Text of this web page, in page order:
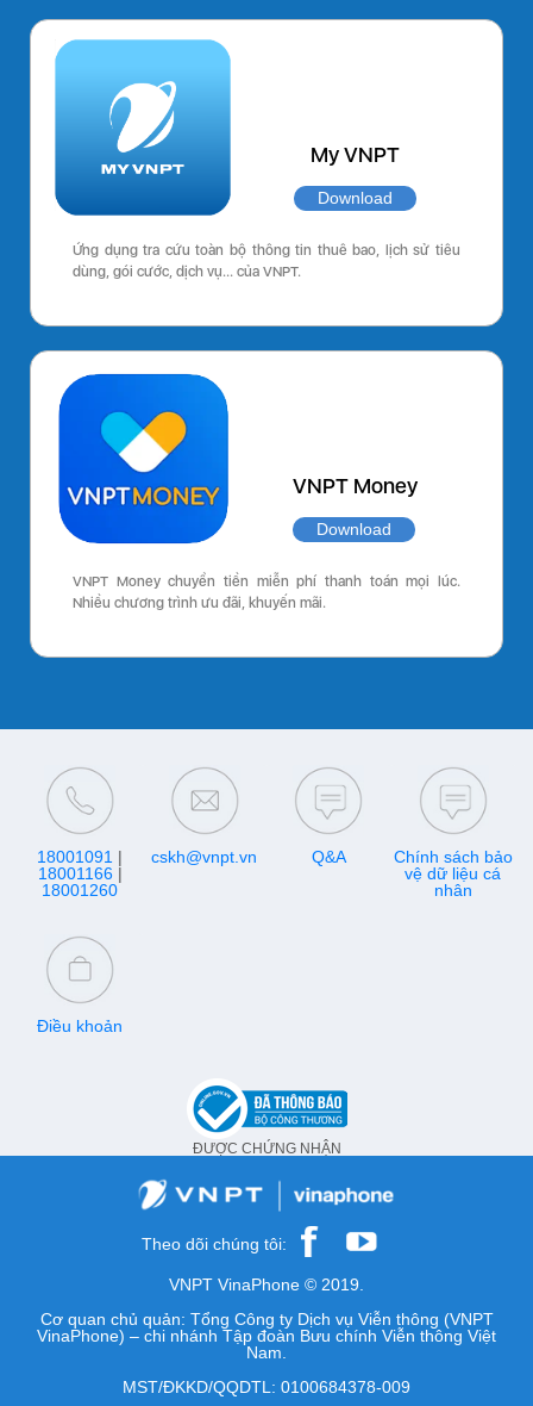
My VNPT
Download
Ứng dụng tra cứu toàn bộ thông tin thuê bao, lịch sử tiêu
dùng, gói cước, dịch vụ… của VNPT.
VNPT Money
Download
VNPT Money chuyển tiền miễn phí thanh toán mọi lúc.
Nhiều chương trình ưu đãi, khuyến mãi.
18001091 |
18001166|
18001260
cskh@vnpt.vn Q&A
Chính sách bảo
vệ dữ liệu cá
nhân
Điều khoản
ĐƯỢC CHỨNG NHẬN
Theo dõi chúng tôi:
VNPT VinaPhone © 2019.
Cơ quan chủ quản: Tổng Công ty Dịch vụ Viễn thông (VNPT
VinaPhone) – chi nhánh Tập đoàn Bưu chính Viễn thông Việt
Nam.
MST/ĐKKD/QQDTL: 0100684378-009